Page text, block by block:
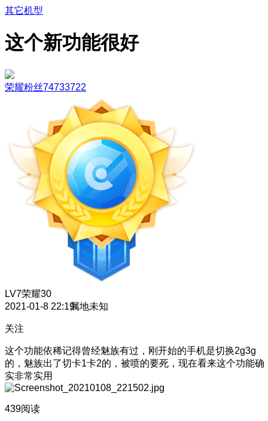
其它机型
这个新功能很好
荣耀粉丝74733722
LV7荣耀30
2021-01-8 22:19属地未知
关注
这个功能依稀记得曾经魅族有过，刚开始的手机是切换2g3g
的，魅族出了切卡1卡2的，被喷的要死，现在看来这个功能确
实非常实用
439阅读